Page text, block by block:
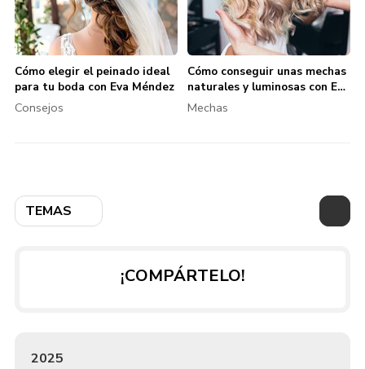
TEMAS
Cómo elegir el peinado ideal
para tu boda con Eva Méndez
Consejos
Cómo conseguir unas mechas
naturales y luminosas con Eva
Méndez
Mechas
¡COMPÁRTELO!
2025